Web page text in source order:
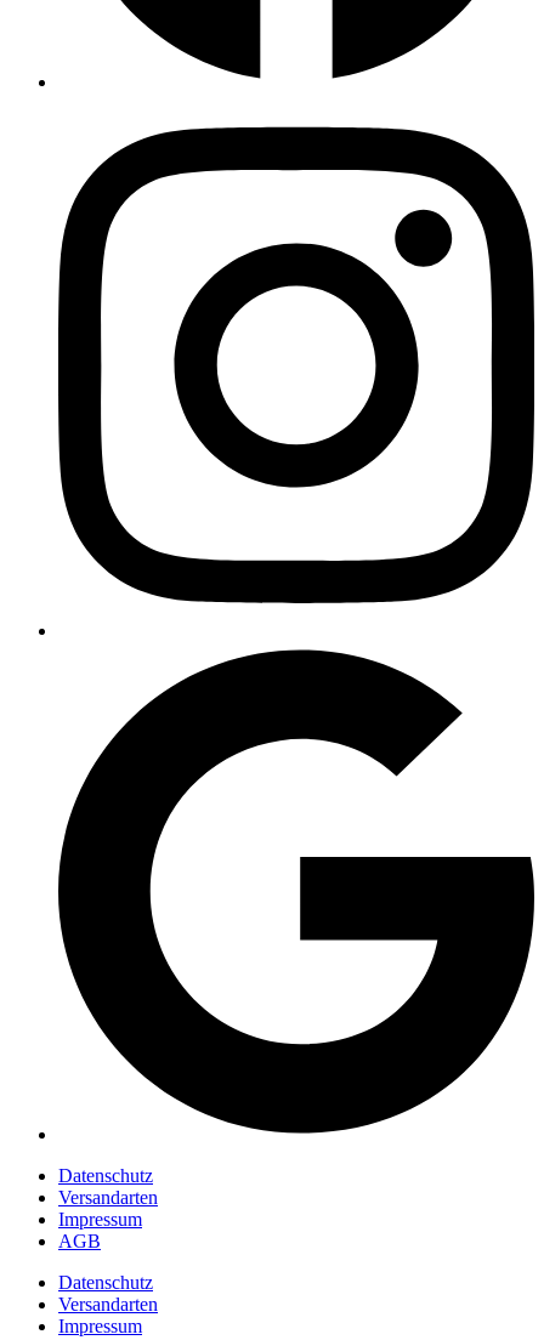
Datenschutz
Versandarten
Impressum
AGB
Datenschutz
Versandarten
Impressum